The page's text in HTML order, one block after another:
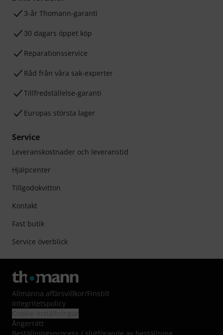
3-år Thomann-garanti
30 dagars öppet köp
Reparationsservice
Råd från våra sak-experter
Tillfredställelse-garanti
Europas största lager
Service
Leveranskostnader och leveranstid
Hjälpcenter
Tillgodokvitton
Kontakt
Fast butik
Service överblick
Allmänna affärsvillkor/Finstilt
Integritetspolicy
Ångerrätt